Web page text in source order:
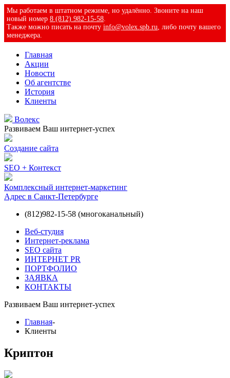
Мы работаем в штатном режиме, но удалённо. Звоните на наш
новый номер 8 (812) 982-15-58.
Также можно писать на почту info@volex.spb.ru, либо почту вашего
менеджера.
Главная
Акции
Новости
Об агентстве
История
Клиенты
Волекс
Развиваем Ваш интернет-успех
Создание сайта
SEO + Контекст
Комплексный интернет-маркетинг
Адрес в Санкт-Петербурге
(812)982-15-58 (многоканальный)
Веб-студия
Интернет-реклама
SEO сайта
ИНТЕРНЕТ PR
ПОРТФОЛИО
ЗАЯВКА
КОНТАКТЫ
Развиваем Ваш интернет-успех
Главная-
Клиенты
Криптон